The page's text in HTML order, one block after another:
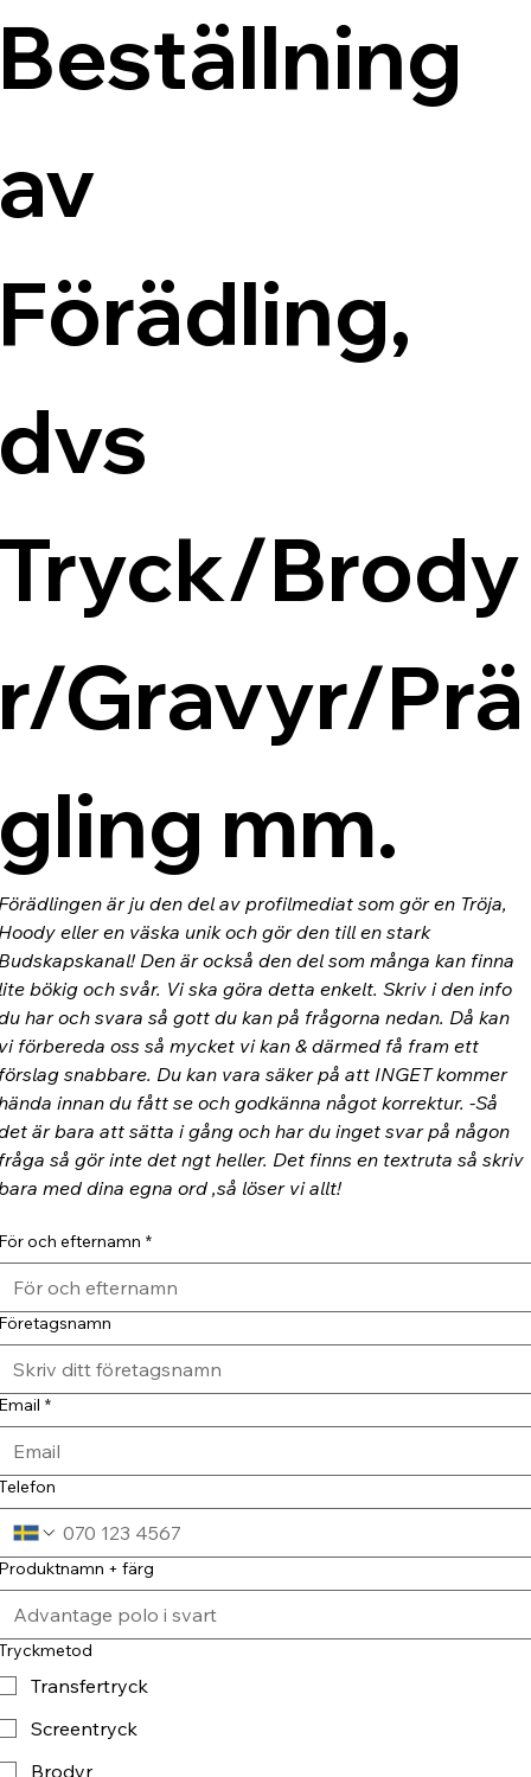
Brody
Gravyr/Prä
mm.
är ju den del av profilmediat som gör en Tröja,
eller en väska unik och gör den till en stark
Den är också den del som många kan finna
bökig och svår. Vi ska göra detta enkelt. Skriv i den info
har och svara så gott du kan på frågorna nedan. Då kan
förbereda oss så mycket vi kan & därmed få fram ett
snabbare. Du kan vara säker på att INGET kommer
innan du fått se och godkänna något korrektur. -Så
är bara att sätta i gång och har du inget svar på någon
så gör inte det ngt heller. Det finns en textruta så skriv
med dina egna ord ,så löser vi allt!
och efternamn *
*
+ färg
Transfertryck
Screentryck
Brodyr